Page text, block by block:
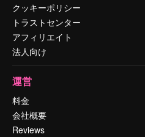
クッキーポリシー
トラストセンター
アフィリエイト
法人向け
運営
料金
会社概要
Reviews